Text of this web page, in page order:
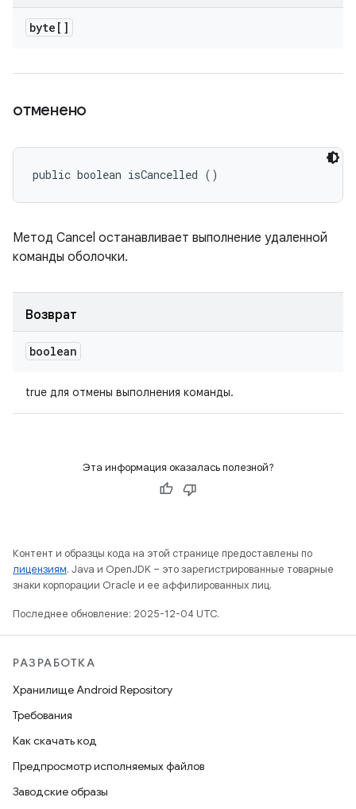
byte[]
отменено
public boolean isCancelled ()
Метод Cancel останавливает выполнение удаленной
команды оболочки.
Возврат
boolean
true для отмены выполнения команды.
Эта информация оказалась полезной?
Контент и образцы кода на этой странице предоставлены по
лицензиям. Java и OpenJDK – это зарегистрированные товарные
знаки корпорации Oracle и ее аффилированных лиц.
Последнее обновление: 2025-12-04 UTC.
РАЗРАБОТКА
Хранилище Android Repository
Требования
Как скачать код
Предпросмотр исполняемых файлов
Заводские образы